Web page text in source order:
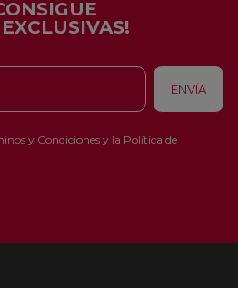
y Condiciones y la Política de